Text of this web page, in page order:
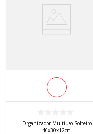
Organizador Multiuso Solteiro
40x30x12cm